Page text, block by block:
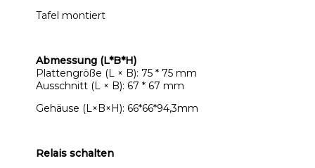
Tafel montiert
Abmessung (L*B*H)
Plattengröße (L × B): 75 * 75 mm
Ausschnitt (L × B): 67 * 67 mm
Gehäuse (L×B×H): 66*66*94,3mm
Relais schalten